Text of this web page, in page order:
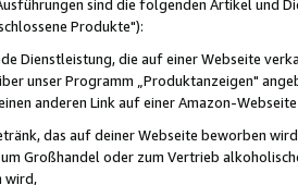
sind die folgenden Artikel und
Produkte"):
Dienstleistung, die auf einer Webseite
unser Programm „Produktanzeigen"
anderen Link auf einer Amazon-
das auf deiner Webseite beworben
Großhandel oder zum Vertrieb
wird,